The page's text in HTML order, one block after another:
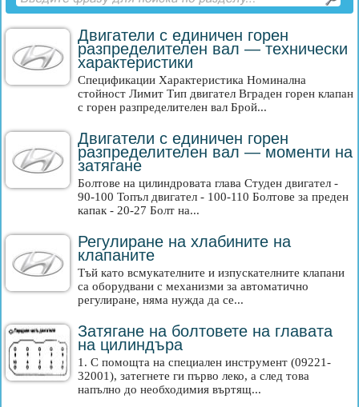
Двигатели с единичен горен
разпределителен вал — технически
характеристики
Спецификации Характеристика Номинална
стойност Лимит Тип двигател Вграден горен клапан
с горен разпределителен вал Брой...
Двигатели с единичен горен
разпределителен вал — моменти на
затягане
Болтове на цилиндровата глава Студен двигател -
90-100 Топъл двигател - 100-110 Болтове за преден
капак - 20-27 Болт на...
Регулиране на хлабините на
клапаните
Тъй като всмукателните и изпускателните клапани
са оборудвани с механизми за автоматично
регулиране, няма нужда да се...
Затягане на болтовете на главата
на цилиндъра
1. С помощта на специален инструмент (09221-
32001), затегнете ги първо леко, а след това
напълно до необходимия въртящ...